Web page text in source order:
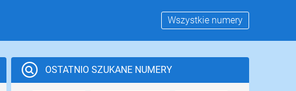
Wszystkie numery
OSTATNIO SZUKANE NUMERY